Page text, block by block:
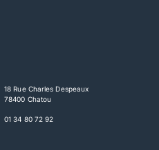
18 Rue Charles Despeaux
78400 Chatou
01 34 80 72 92